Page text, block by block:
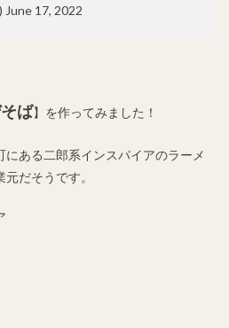
June 17, 2022
ば】を作ってみました！
ある二郎系インスパイアのラーメ
だそうです。